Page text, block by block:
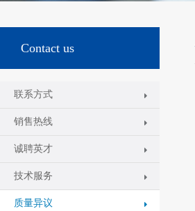
Contact us
联系方式
销售热线
诚聘英才
技术服务
质量异议